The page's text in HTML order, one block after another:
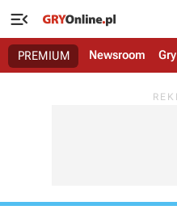

PREMIUM Newsroom Gry